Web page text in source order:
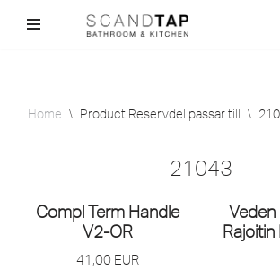
Home \ Product Reservdel passar till \
21043
Compl Term Handle
V2-OR
41,00 EUR